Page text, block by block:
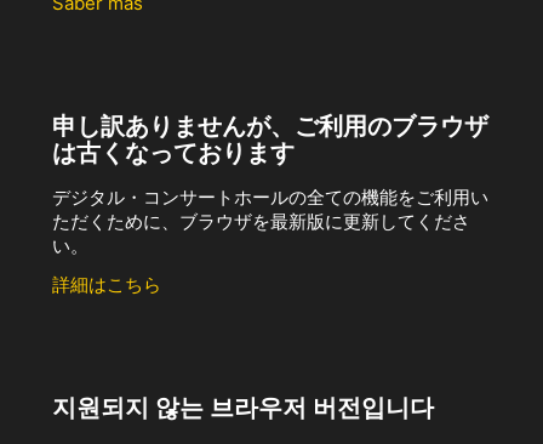
申し訳ありませんが、ご利用のブラウザ
は古くなっております
デジタル・コンサートホールの全ての機能をご利用い
ただくために、ブラウザを最新版に更新してくださ
い。
詳細はこちら
지원되지 않는 브라우저 버전입니다